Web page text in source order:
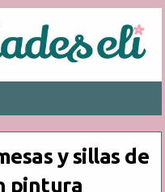
y sillas de
pintura